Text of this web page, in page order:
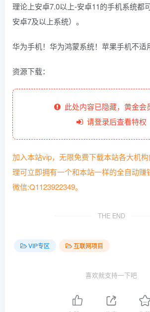
理论上安卓7.0以上-安卓11的手机系统都
安卓7及以上系统）。
华为手机！华为鸿蒙系统！苹果手机不适
资源下载：
此处内容已隐藏，黄金会
请登录后查看特权
加入本站vip，无限免费下载本站各大机
理可立即拥有一个和本站一样的全自动赚
微信:Q1123922349。
THE END
VIP专区 互联网项目
喜欢就支持一下吧